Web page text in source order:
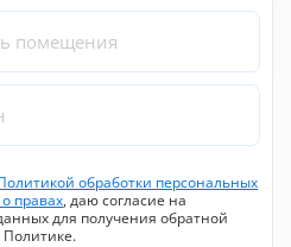
помещения
обработки персональных
правах, даю согласие на
для получения обратной
Политике.